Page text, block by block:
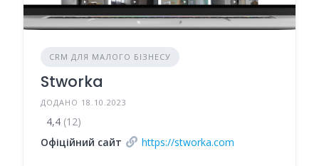
CRM ДЛЯ МАЛОГО БІЗНЕСУ
Stworka
ДОДАНО 18.10.2023
4,4 (12)
Офіційний сайт
https://stworka.com